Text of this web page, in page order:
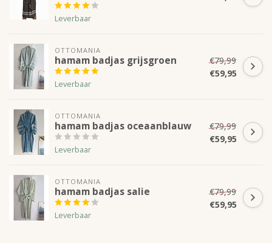
Leverbaar
OTTOMANIA
hamam badjas grijsgroen
Leverbaar
€79,99
€59,95
OTTOMANIA
hamam badjas oceaanblauw
Leverbaar
€79,99
€59,95
OTTOMANIA
hamam badjas salie
Leverbaar
€79,99
€59,95